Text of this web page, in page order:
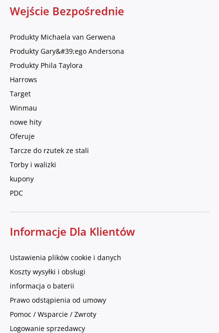
Wejście Bezpośrednie
Produkty Michaela van Gerwena
Produkty Gary&#39;ego Andersona
Produkty Phila Taylora
Harrows
Target
Winmau
nowe hity
Oferuje
Tarcze do rzutek ze stali
Torby i walizki
kupony
PDC
Informacje Dla Klientów
Ustawienia plików cookie i danych
Koszty wysyłki i obsługi
informacja o baterii
Prawo odstąpienia od umowy
Pomoc / Wsparcie / Zwroty
Logowanie sprzedawcy